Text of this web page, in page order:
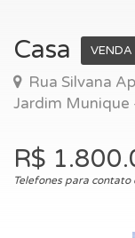
Casa VENDA
Rua Silvana
Jardim Munique
R$
Telefones para contato